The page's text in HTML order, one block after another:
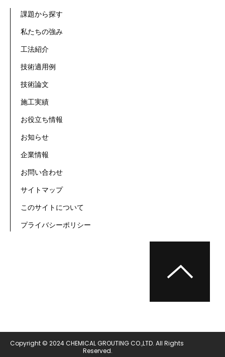
課題から探す
私たちの強み
工法紹介
技術適用例
技術論文
施工実績
お役立ち情報
お知らせ
企業情報
お問い合わせ
サイトマップ
このサイトについて
プライバシーポリシー
Copyright © 2024 CHEMICAL GROUTING CO.,LTD. All Rights
Reserved.